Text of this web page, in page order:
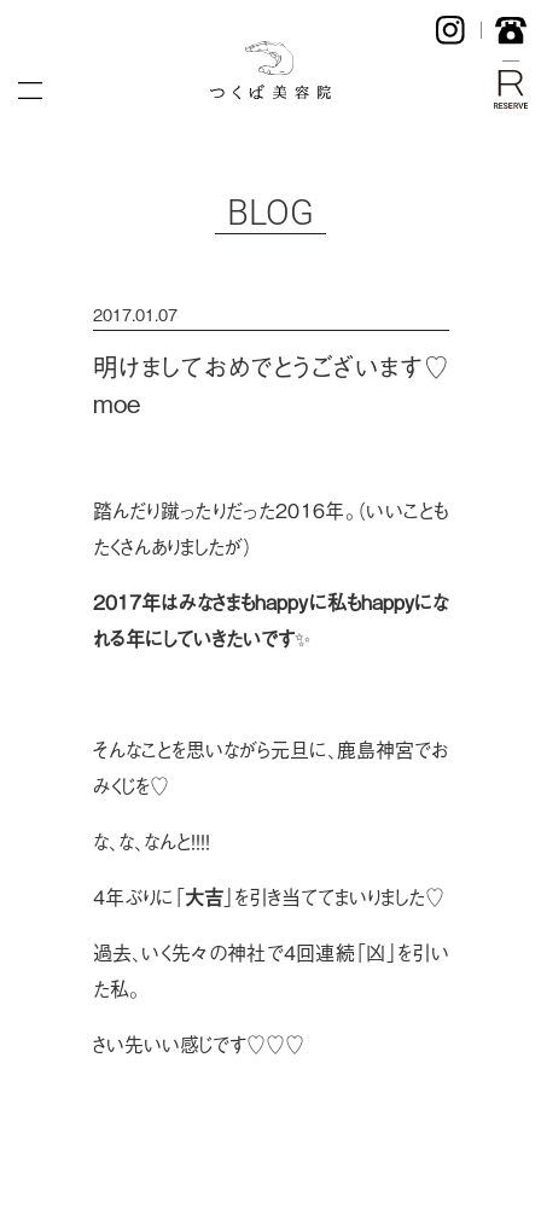
BLOG
2017.01.07
明けましておめでとうございます♡
moe
踏んだり蹴ったりだった２０１６年。（いいことも
たくさんありましたが）
２０１７年はみなさまもhappyに私もhappyにな
れる年にしていきたいです✨
そんなことを思いながら元旦に、鹿島神宮でお
みくじを♡
な、な、なんと！！！！
４年ぶりに「大吉」を引き当ててまいりました♡
過去、いく先々の神社で４回連続「凶」を引い
た私。
さい先いい感じです♡♡♡